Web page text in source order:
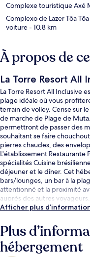
Complexe touristique Axé
Complexo de Lazer Tôa
voiture- 10.8 km
À propos de
La Torre Resort All
La Torre Resort All Inclusive
plage idéale où vous
terrain de volley. Cerise sur
de marche de Plage de
permettront de passer des
souhaitant se faire
pierres chaudes, des
L'établissement Restaurante
spécialités Cuisine
déjeuner et le dîner. Cet
bars/lounges, un bar à la
attentionné et la proximité
auprès des autres voyageurs.
Afficher plus
Plus
hébergement